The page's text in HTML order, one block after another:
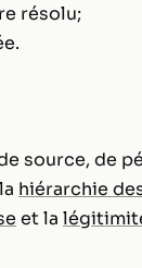
résolu;
source, de
hiérarchie
et la